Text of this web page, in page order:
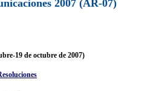
2007 (AR-07)
19 de octubre de 2007)